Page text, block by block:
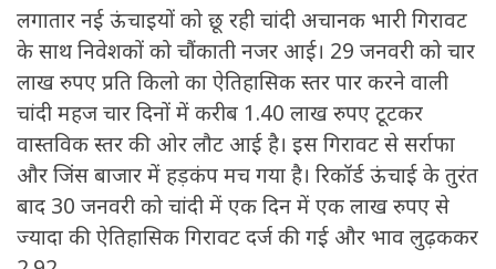
लगातार नई ऊंचाइयों को छू रही चांदी अचानक भारी गिरावट
के साथ निवेशकों को चौंकाती नजर आई। 29 जनवरी को चार
लाख रुपए प्रति किलो का ऐतिहासिक स्तर पार करने वाली
चांदी महज चार दिनों में करीब 1.40 लाख रुपए टूटकर
वास्तविक स्तर की ओर लौट आई है। इस गिरावट से सर्राफा
और जिंस बाजार में हड़कंप मच गया है। रिकॉर्ड ऊंचाई के तुरंत
बाद 30 जनवरी को चांदी में एक दिन में एक लाख रुपए से
ज्यादा की ऐतिहासिक गिरावट दर्ज की गई और भाव लुढ़ककर